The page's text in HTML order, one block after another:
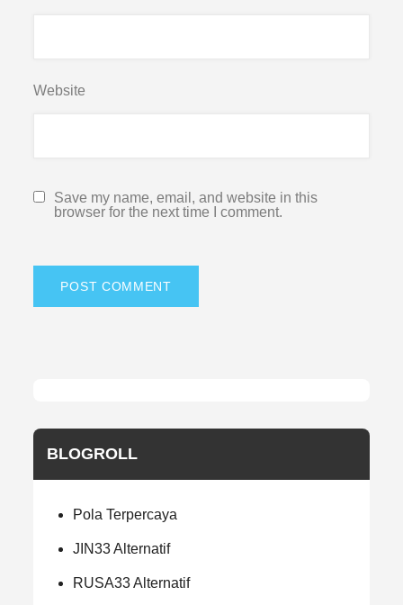
Website
Save my name, email, and website in this
browser for the next time I comment.
BLOGROLL
Pola Terpercaya
JIN33 Alternatif
RUSA33 Alternatif